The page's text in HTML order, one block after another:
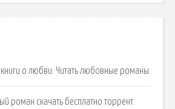
о любви. Читать любовные романы.
роман скачать бесплатно торрент.